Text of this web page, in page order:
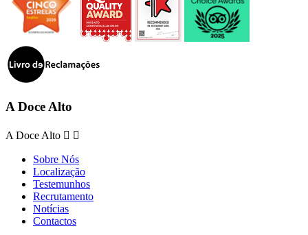
A Doce Alto
A Doce Alto  
Sobre Nós
Localização
Testemunhos
Recrutamento
Notícias
Contactos